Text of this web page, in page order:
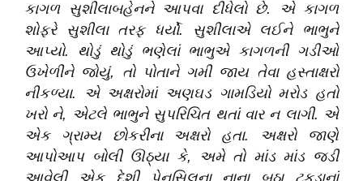
કાગળ સુશીલાબહેનને આપવા દીધેલો છે. એ કાગળ
શોફરે સુશીલા તરફ ધર્યો. સુશીલાએ લઈને ભાભુને
આપ્યો. થોડું થોડું ભણેલાં ભાભુએ કાગળની ગડીઓ
ઉખેળીને જોયું, તો પોતાને ગમી જાય તેવા હસ્તાક્ષરો
નીકળ્યા. એ અક્ષરોમાં અણઘડ ગામડિયો મરોડ હતો
ખરો ને, એટલે ભાભુને સુપરિચિત થતાં વાર ન લાગી. એ
એક ગ્રામ્ય છોકરીના અક્ષરો હતા. અક્ષરો જાણે
આપોઆપ બોલી ઊઠ્યા કે, અમે તો માંડ માંડ જડી
આવેલી એક દેશી પેનસિલના નાના બુઠા ટુકડાનાં